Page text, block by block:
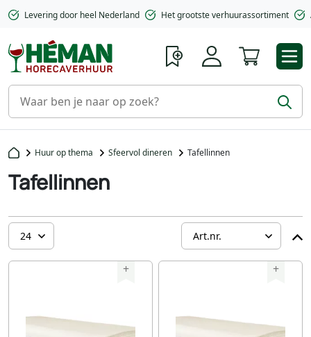
Levering door heel Nederland Het grootste verhuurassortiment
Huur op thema Sfeervol dineren Tafellinnen
Tafellinnen
+ +